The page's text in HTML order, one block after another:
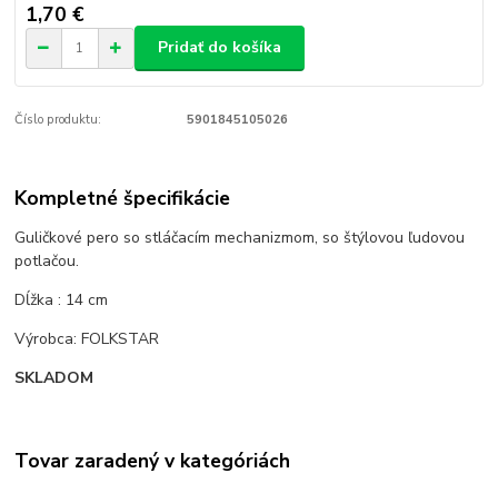
1,70 €
Pridať do košíka
Číslo produktu: 5901845105026
Kompletné špecifikácie
Guličkové pero so stláčacím mechanizmom, so štýlovou ľudovou
potlačou.
Dĺžka : 14 cm
Výrobca: FOLKSTAR
SKLADOM
Tovar zaradený v kategóriách